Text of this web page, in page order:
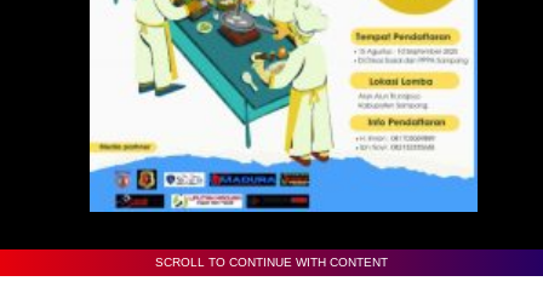
SCROLL TO CONTINUE WITH CONTENT